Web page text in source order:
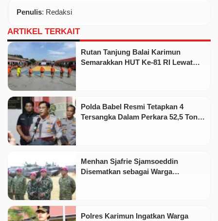
Penulis: Redaksi
ARTIKEL TERKAIT
Rutan Tanjung Balai Karimun
Semarakkan HUT Ke-81 RI Lewat
Polda Babel Resmi Tetapkan 4
Tersangka Dalam Perkara 52,5 Ton
Menhan Sjafrie Sjamsoeddin
Disematkan sebagai Warga
Polres Karimun Ingatkan Warga